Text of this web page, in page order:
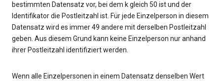
bestimmten Datensatz vor, bei dem k gleich 50 ist und der
Identifikator die Postleitzahl ist. Für jede Einzelperson in diesem
Datensatz wird es immer 49 andere mit derselben Postleitzahl
geben. Aus diesem Grund kann keine Einzelperson nur anhand
ihrer Postleitzahl identifiziert werden.
Wenn alle Einzelpersonen in einem Datensatz denselben Wert